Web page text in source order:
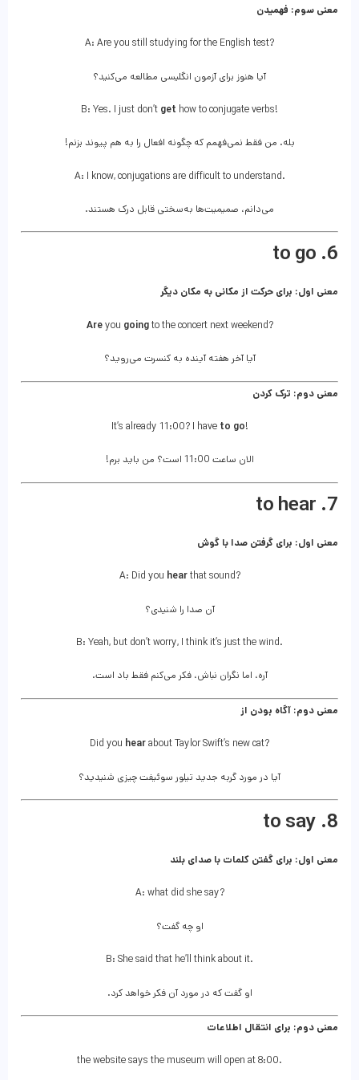
معنی سوم: فهمیدن
A: Are you still studying for the English test?
آیا هنوز برای آزمون انگلیسی مطالعه می‌کنید؟
B: Yes. I just don’t get how to conjugate verbs!
بله. من فقط نمی‌فهمم که چگونه افعال را به هم پیوند بزنم!
A: I know, conjugations are difficult to understand.
می‌دانم، صمیمیت‌ها به‌سختی قابل درک هستند.
6. to go
معنی اول: برای حرکت از مکانی به مکان دیگر
Areyou goingto the concert next weekend?
آیا آخر هفته آینده به کنسرت می‌روید؟
معنی دوم: ترک کردن
It’s already 11:00? I have to go!
الان ساعت 11:00 است؟ من باید برم!
7. to hear
معنی اول: برای گرفتن صدا با گوش
A: Did you hearthat sound?
آن صدا را شنیدی؟
B: Yeah, but don’t worry, I think it’s just the wind.
آره، اما نگران نباش، فکر می‌کنم فقط باد است.
معنی دوم: آگاه بودن از
Did you hearabout Taylor Swift’s new cat?
آیا در مورد گربه جدید تیلور سوئیفت چیزی شنیدید؟
8. to say
معنی اول: برای گفتن کلمات با صدای بلند
A: what did she say?
او چه گفت؟
B: She said that he’ll think about it.
او گفت که در مورد آن فکر خواهد کرد.
معنی دوم: برای انتقال اطلاعات
the website says the museum will open at 8:00.